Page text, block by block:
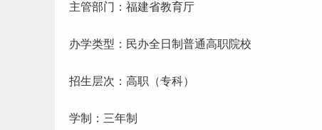
主管部门： 福建省教育厅
办学类型：民办全日制普通高职院校
招生层次：高职（专科）
学制：三年制